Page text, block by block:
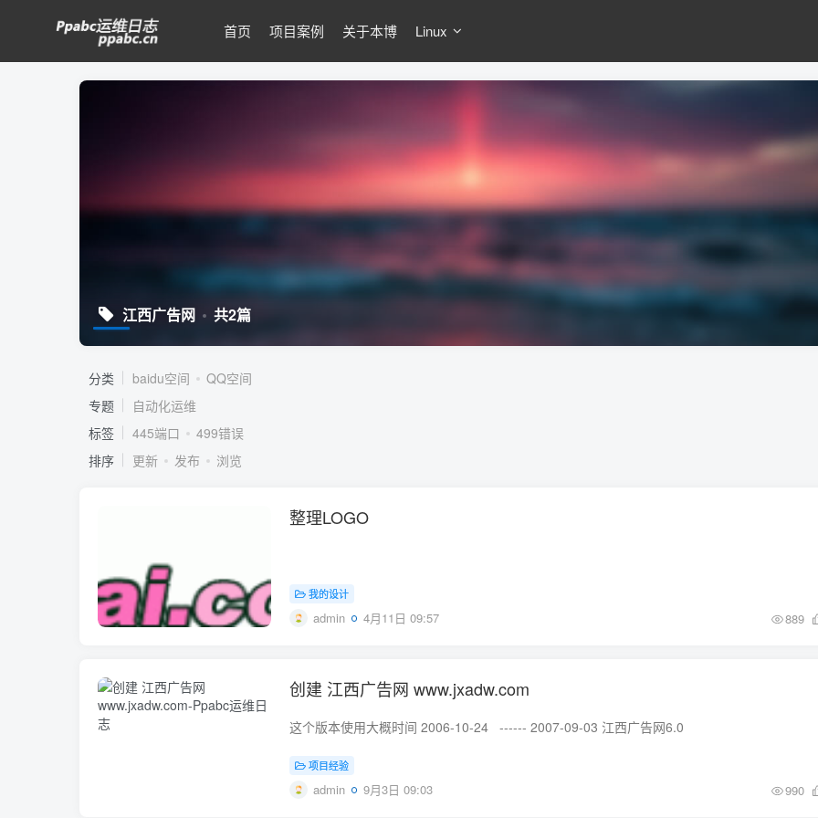
首页 项目案例 关于本博 Linux
江西广告网 共2篇
分类 baidu空间
QQ空间
专题
自动化运维
标签
445端口
499错误
排序
更新 发布 浏览
整理LOGO
我的设计
admin 4月11日 09:57 889
创建 江西广告网 www.jxadw.com
这个版本使用大概时间 2006-10-24 ------ 2007-09-03 江西广告网6.0
项目经验
admin 9月3日 09:03 990